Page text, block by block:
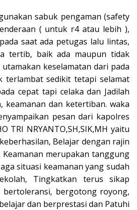
sabuk pengaman (safety
( untuk r4 atau lebih ),
saat ada petugas lalu lintas,
tertib, baik ada maupun tidak
keselamatan dari pada
terlambat sedikit tetapi selamat
cepat tapi celaka dan Jadilah
keamanan dan ketertiban. waka
pesan dari kapolres
TRI NRYANTO,SH,SIK,MH yaitu
Belajar dengan rajin
merupakan tanggung
situasi keamanan yang sudah
Tingkatkan terus sikap
bertoleransi, bergotong royong,
dan berprestasi dan Patuhi